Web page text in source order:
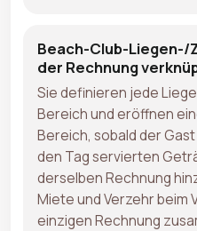
Beach-Club-
der Rechnung
Sie definieren jede
Bereich und eröffnen
Bereich, sobald der
den Tag servierten
derselben Rechnung
Miete und Verzehr beim
einzigen Rechnung